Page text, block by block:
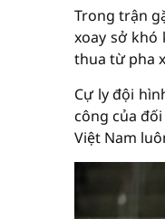
Trong trận
xoay sở khó
thua từ pha
Cự ly đội
công của
Việt Nam